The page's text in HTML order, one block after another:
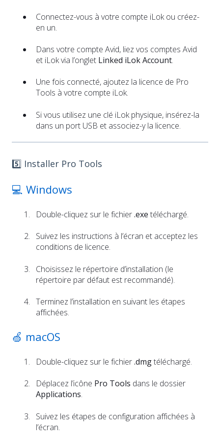
Connectez-vous à votre compte iLok ou créez-
en un.
Dans votre compte Avid, liez vos comptes Avid
et iLok via l’onglet Linked iLok Account.
Une fois connecté, ajoutez la licence de Pro
Tools à votre compte iLok.
Si vous utilisez une clé iLok physique, insérez-la
dans un port USB et associez-y la licence.
5️⃣ Installer Pro Tools
💻 Windows
Double-cliquez sur le fichier.exe téléchargé.
Suivez les instructions à l’écran et acceptez les
conditions de licence.
Choisissez le répertoire d’installation (le
répertoire par défaut est recommandé).
Terminez l’installation en suivant les étapes
affichées.
🍏 macOS
Double-cliquez sur le fichier.dmgtéléchargé.
Déplacez l’icône Pro Tools dans le dossier
Applications.
Suivez les étapes de configuration affichées à
l’écran.